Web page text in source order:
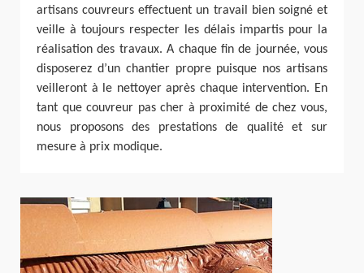
artisans couvreurs effectuent un travail bien soigné et
veille à toujours respecter les délais impartis pour la
réalisation des travaux. A chaque fin de journée, vous
disposerez d’un chantier propre puisque nos artisans
veilleront à le nettoyer après chaque intervention. En
tant que couvreur pas cher à proximité de chez vous,
nous proposons des prestations de qualité et sur
mesure à prix modique.